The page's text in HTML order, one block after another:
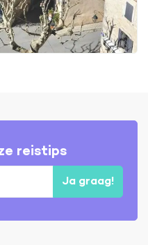
reistips
Ja graag!